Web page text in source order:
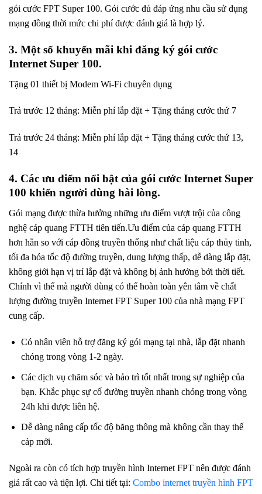
gói cước FPT Super 100. Gói cước đủ đáp ứng nhu cầu sử dụng
mạng đồng thời mức chi phí được đánh giá là hợp lý.
3. Một số khuyến mãi khi đăng ký gói cước
Internet Super 100.
Tặng 01 thiết bị Modem Wi-Fi chuyên dụng
Trả trước 12 tháng: Miễn phí lắp đặt + Tặng tháng cước thứ 7
Trả trước 24 tháng: Miễn phí lắp đặt + Tặng tháng cước thứ 13,
14
4. Các ưu điểm nổi bật của gói cước Internet Super
100 khiến người dùng hài lòng.
Gói mạng được thừa hưởng những ưu điểm vượt trội của công
nghệ cáp quang FTTH tiên tiến.Ưu điểm của cáp quang FTTH
hơn hẳn so với cáp đồng truyền thống như chất liệu cáp thủy tinh,
tối đa hóa tốc độ đường truyền, dung lượng thấp, dễ dàng lắp đặt,
không giới hạn vị trí lắp đặt và không bị ảnh hưởng bởi thời tiết.
Chính vì thế mà người dùng có thể hoàn toàn yên tâm về chất
lượng đường truyền Internet FPT Super 100 của nhà mạng FPT
cung cấp.
Có nhân viên hỗ trợ đăng ký gói mạng tại nhà, lắp đặt nhanh
chóng trong vòng 1-2 ngày.
Các dịch vụ chăm sóc và bảo trì tốt nhất trong sự nghiệp của
bạn. Khắc phục sự cố đường truyền nhanh chóng trong vòng
24h khi được liên hệ.
Dễ dàng nâng cấp tốc độ băng thông mà không cần thay thế
cáp mới.
Ngoài ra còn có tích hợp truyền hình Internet FPT nên được đánh
giá rất cao và tiện lợi. Chi tiết tại: Combo internet truyền hình FPT